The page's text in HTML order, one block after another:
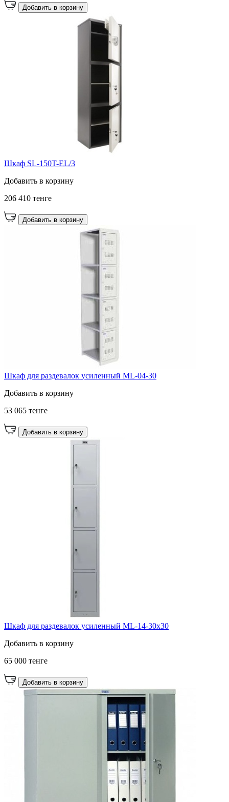
Добавить в корзину
Шкаф SL-150T-EL/3
Добавить в корзину
206 410 тенге
Добавить в корзину
Шкаф для раздевалок усиленный ML-04-30
Добавить в корзину
53 065 тенге
Добавить в корзину
Шкаф для раздевалок усиленный ML-14-30x30
Добавить в корзину
65 000 тенге
Добавить в корзину